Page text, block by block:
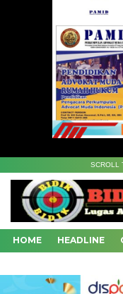
SCROLL
HOME HEADLINE